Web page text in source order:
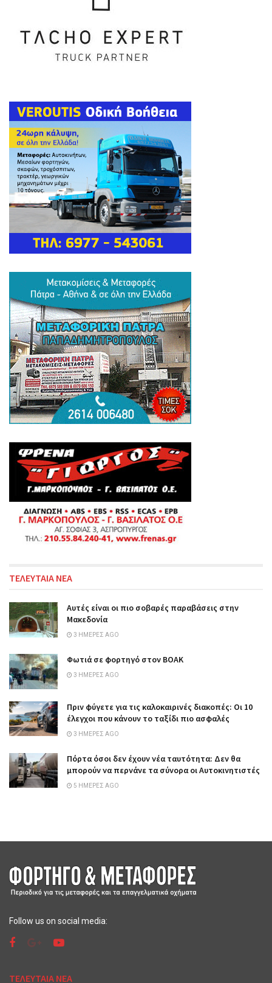
ΤΕΛΕΥΤΑΙΑ ΝΕΑ
Αυτές είναι οι πιο σοβαρές παραβάσεις στην
Μακεδονία
3 ΗΜΈΡΕΣ AGO
Φωτιά σε φορτηγό στον ΒΟΑΚ
3 ΗΜΈΡΕΣ AGO
Πριν φύγετε για τις καλοκαιρινές διακοπές: Οι 10
έλεγχοι που κάνουν το ταξίδι πιο ασφαλές
3 ΗΜΈΡΕΣ AGO
Πόρτα όσοι δεν έχουν νέα ταυτότητα: Δεν θα
μπορούν να περνάνε τα σύνορα οι Αυτοκινητιστές
5 ΗΜΈΡΕΣ AGO
Follow us on social media:
ΤΕΛΕΥΤΑΙΑ ΝΕΑ